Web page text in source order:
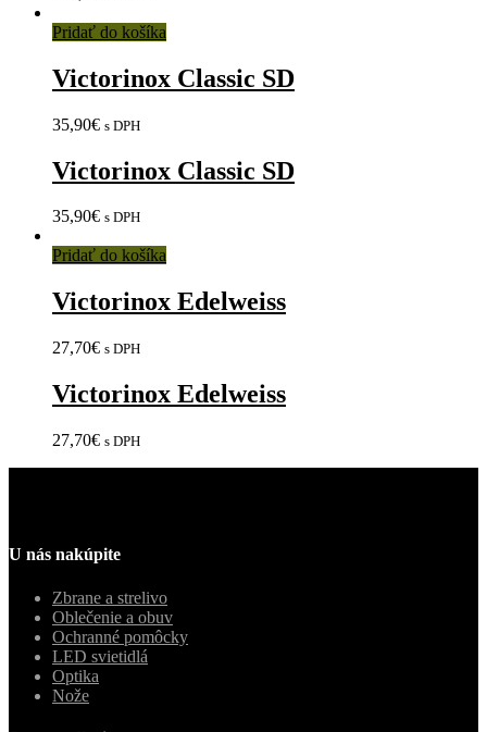
Pridať do košíka
Victorinox Classic SD
35,90€ s DPH
Victorinox Classic SD
35,90€ s DPH
Pridať do košíka
Victorinox Edelweiss
27,70€ s DPH
Victorinox Edelweiss
27,70€ s DPH
U nás nakúpite
Zbrane a strelivo
Oblečenie a obuv
Ochranné pomôcky
LED svietidlá
Optika
Nože